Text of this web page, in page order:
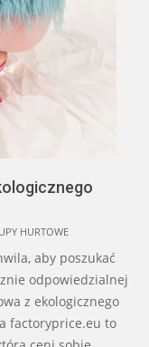
HURTOWE
aby poszukać
odpowiedzialnej
z ekologicznego
factoryprice.eu to